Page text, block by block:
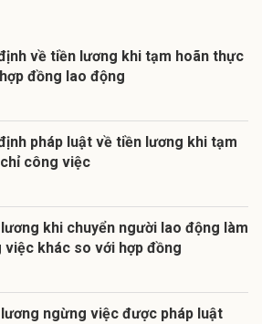
về tiền lương khi tạm hoãn thực
đồng lao động
pháp luật về tiền lương khi tạm
công việc
khi chuyển người lao động làm
việc khác so với hợp đồng
ngừng việc được pháp luật